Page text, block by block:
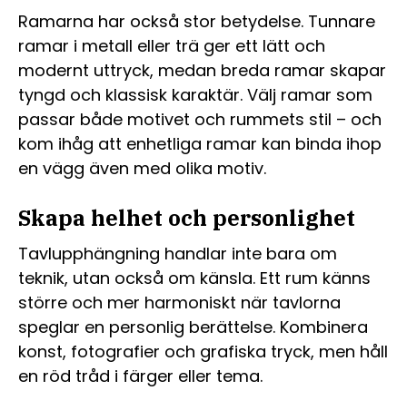
Ramarna har också stor betydelse. Tunnare
ramar i metall eller trä ger ett lätt och
modernt uttryck, medan breda ramar skapar
tyngd och klassisk karaktär. Välj ramar som
passar både motivet och rummets stil – och
kom ihåg att enhetliga ramar kan binda ihop
en vägg även med olika motiv.
Skapa helhet och personlighet
Tavlupphängning handlar inte bara om
teknik, utan också om känsla. Ett rum känns
större och mer harmoniskt när tavlorna
speglar en personlig berättelse. Kombinera
konst, fotografier och grafiska tryck, men håll
en röd tråd i färger eller tema.